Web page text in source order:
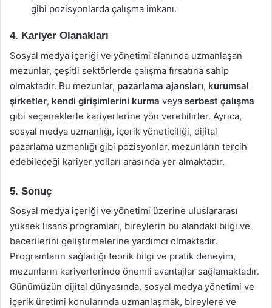
gibi pozisyonlarda çalışma imkanı.
4. Kariyer Olanakları
Sosyal medya içeriği ve yönetimi alanında uzmanlaşan
mezunlar, çeşitli sektörlerde çalışma fırsatına sahip
olmaktadır. Bu mezunlar, pazarlama ajansları, kurumsal
şirketler, kendi girişimlerini kurma veya serbest çalışma
gibi seçeneklerle kariyerlerine yön verebilirler. Ayrıca,
sosyal medya uzmanlığı, içerik yöneticiliği, dijital
pazarlama uzmanlığı gibi pozisyonlar, mezunların tercih
edebileceği kariyer yolları arasında yer almaktadır.
5. Sonuç
Sosyal medya içeriği ve yönetimi üzerine uluslararası
yüksek lisans programları, bireylerin bu alandaki bilgi ve
becerilerini geliştirmelerine yardımcı olmaktadır.
Programların sağladığı teorik bilgi ve pratik deneyim,
mezunların kariyerlerinde önemli avantajlar sağlamaktadır.
Günümüzün dijital dünyasında, sosyal medya yönetimi ve
içerik üretimi konularında uzmanlaşmak, bireylere ve